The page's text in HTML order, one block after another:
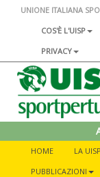
UNIONE ITALIANA
COS'È L'UISP
PRIVACY
HOME LA
PUBBLICAZIONI